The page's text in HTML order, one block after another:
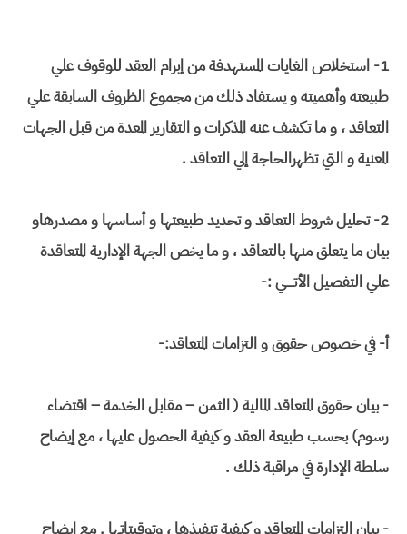
1- استخلاص الغايات المستهدفة من إبرام العقد للوقوف علي
طبيعته وأهميته و يستفاد ذلك من مجموع الظروف السابقة علي
التعاقد ، و ما تكشف عنه المذكرات و التقارير المعدة من قبل الجهات
المعنية و التي تظهرالحاجة إلي التعاقد .
2- تحليل شروط التعاقد و تحديد طبيعتها و أساسها و مصدرهاو
بيان ما يتعلق منها بالتعاقد ، و ما يخص الجهة الإدارية المتعاقدة
علي التفصيل الأتــــي :-
أ- في خصوص حقوق و التزامات المتعاقد:-
- بيان حقوق المتعاقد المالية ( الثمن – مقابل الخدمة – اقتضاء
رسوم) بحسب طبيعة العقد و كيفية الحصول عليها ، مع إيضاح
سلطة الإدارة في مراقبة ذلك .
- بيان التزامات المتعاقد و كيفية تنفيذها ، وتوقيتاتها . مع إيضاح